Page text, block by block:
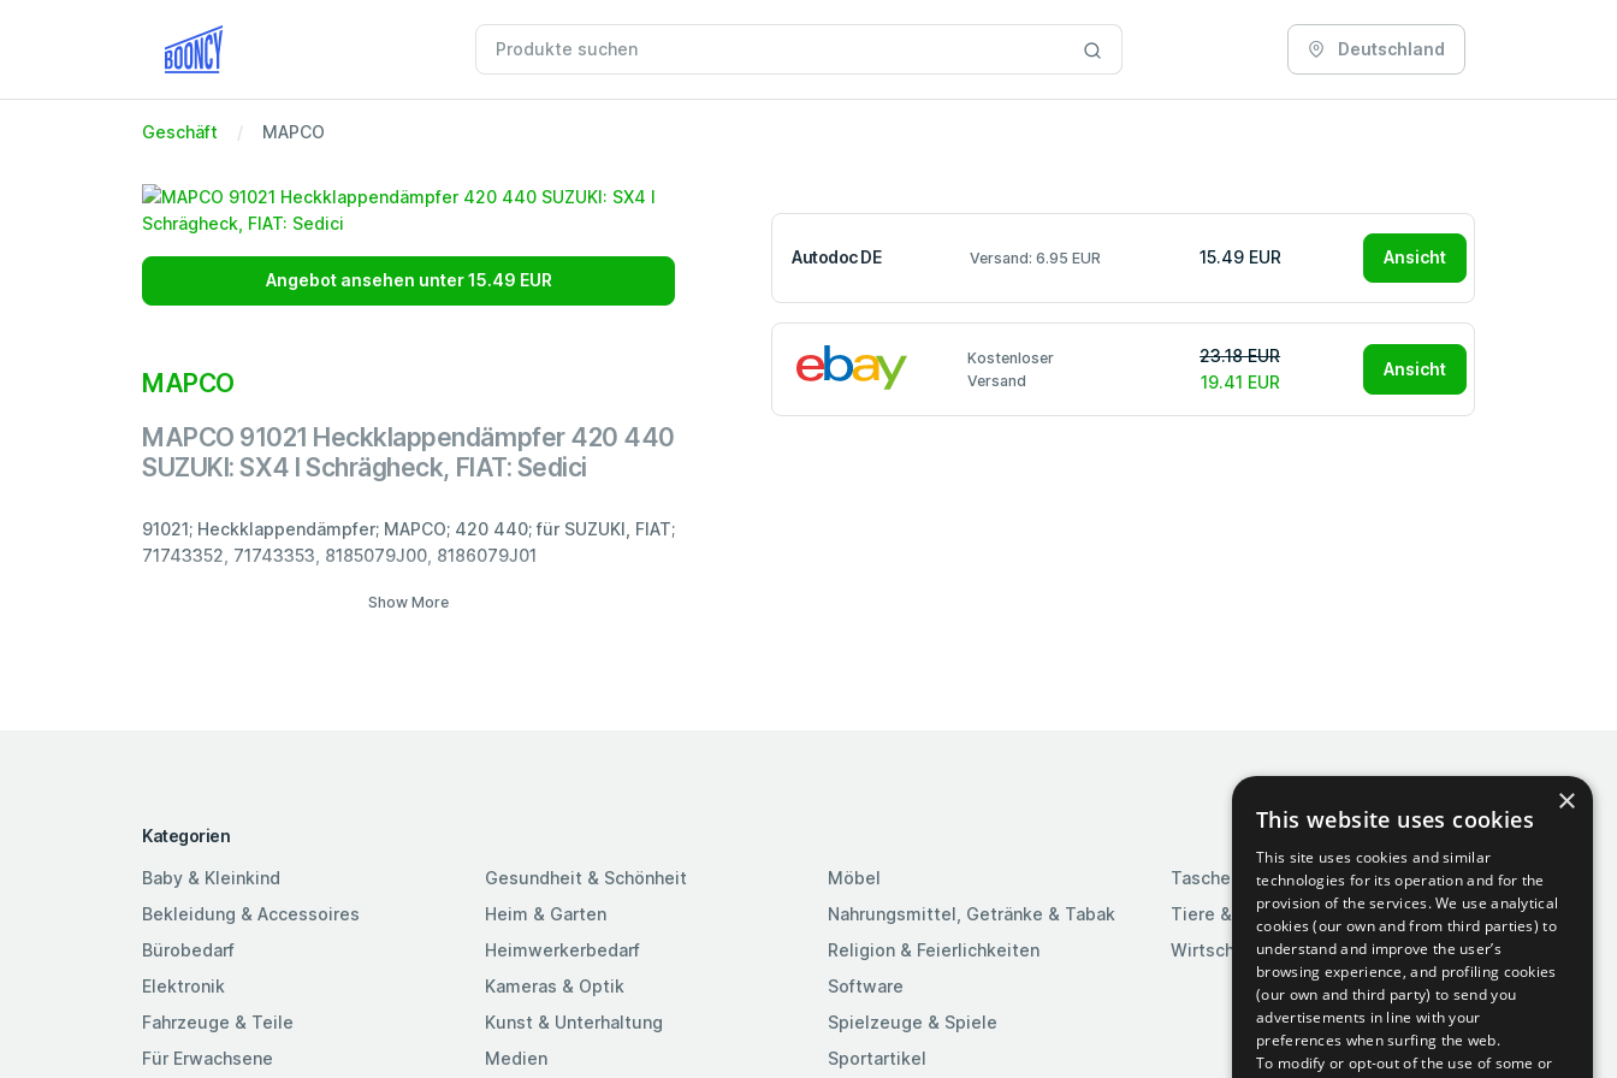
Deutschland
Geschäft MAPCO
Angebot ansehen unter 15.49 EUR
MAPCO
MAPCO 91021 Heckklappendämpfer 420 440
SUZUKI: SX4 I Schrägheck, FIAT: Sedici
91021; Heckklappendämpfer; MAPCO; 420 440; für SUZUKI, FIAT;
71743352, 71743353, 8185079J00, 8186079J01
Show More
Autodoc DE Versand: 6.95 EUR 15.49 EUR Ansicht
Kostenloser
Versand
23.18 EUR
19.41 EUR
Ansicht
Kategorien
Baby & Kleinkind
Bekleidung & Accessoires
Bürobedarf
Elektronik
Fahrzeuge & Teile
Für Erwachsene
Gesundheit & Schönheit
Heim & Garten
Heimwerkerbedarf
Kameras & Optik
Kunst & Unterhaltung
Medien
Möbel
Nahrungsmittel, Getränke & Tabak
Religion & Feierlichkeiten
Software
Spielzeuge & Spiele
Sportartikel
Taschen & Gepäck
Tiere & Tierbedarf
Wirtschaft & Industrie
×
This website uses cookies
This site uses cookies and similar
technologies for its operation and for the
provision of the services. We use analytical
cookies (our own and from third parties) to
understand and improve the user’s
browsing experience, and profiling cookies
(our own and third party) to send you
advertisements in line with your
preferences when surfing the web.
To modify or opt-out of the use of some or